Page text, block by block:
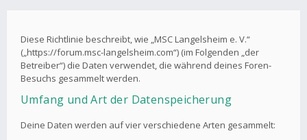
Diese Richtlinie beschreibt, wie „MSC Langelsheim e. V.“
(„https://forum.msc-langelsheim.com“) (im Folgenden „der
Betreiber“) die Daten verwendet, die während deines Foren-
Besuchs gesammelt werden.
Umfang und Art der Datenspeicherung
Deine Daten werden auf vier verschiedene Arten gesammelt: